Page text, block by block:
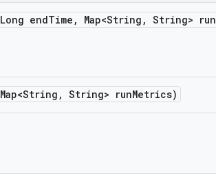
Long endTime , Map<String , String> run
Map<String , String> runMetrics)